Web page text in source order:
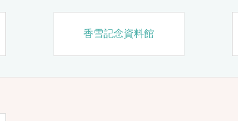
香雪記念資料館